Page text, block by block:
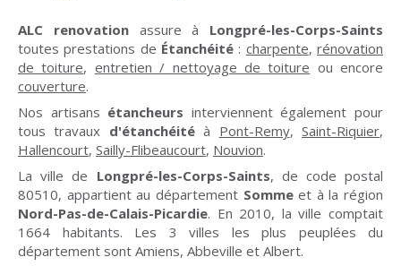
ALC renovationassure à Longpré-les-Corps-Saints
toutes prestations de Étanchéité : charpente,rénovation
de toiture, entretien / nettoyage de toiture ou encore
couverture.
Nos artisans étancheurs interviennent également pour
tous travaux d'étanchéitéà Pont-Remy,Saint-Riquier,
Hallencourt, Sailly-Flibeaucourt, Nouvion.
La ville de Longpré-les-Corps-Saints, de code postal
80510, appartient au département Sommeet à la région
Nord-Pas-de-Calais-Picardie. En 2010, la ville comptait
1664 habitants. Les 3 villes les plus peuplées du
département sont Amiens, Abbeville et Albert.